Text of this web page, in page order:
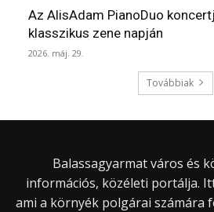
Az AlisAdam PianoDuo
klasszikus zene napján
2026. máj. 29.
Továbbiak
Balassagyarmat város és
információs, közéleti portálja.
ami a környék polgárai számára